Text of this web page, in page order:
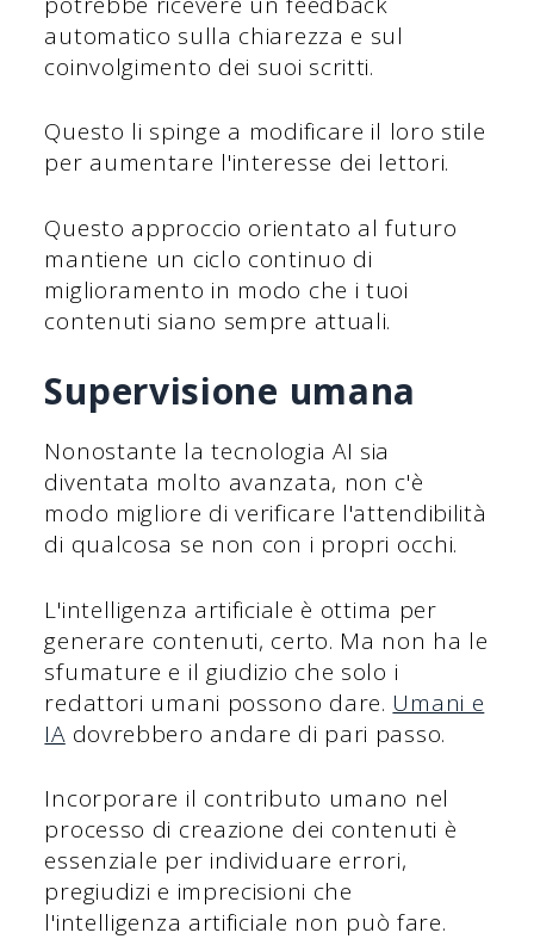
automatico sulla chiarezza e sul
coinvolgimento dei suoi scritti.
Questo li spinge a modificare il loro stile
per aumentare l'interesse dei lettori.
Questo approccio orientato al futuro
mantiene un ciclo continuo di
miglioramento in modo che i tuoi
contenuti siano sempre attuali.
Supervisione umana
Nonostante la tecnologia AI sia
diventata molto avanzata, non c'è
modo migliore di verificare l'attendibilità
di qualcosa se non con i propri occhi.
L'intelligenza artificiale è ottima per
generare contenuti, certo. Ma non ha le
sfumature e il giudizio che solo i
redattori umani possono dare. Umani e
IAdovrebbero andare di pari passo.
Incorporare il contributo umano nel
processo di creazione dei contenuti è
essenziale per individuare errori,
pregiudizi e imprecisioni che
l'intelligenza artificiale non può fare.